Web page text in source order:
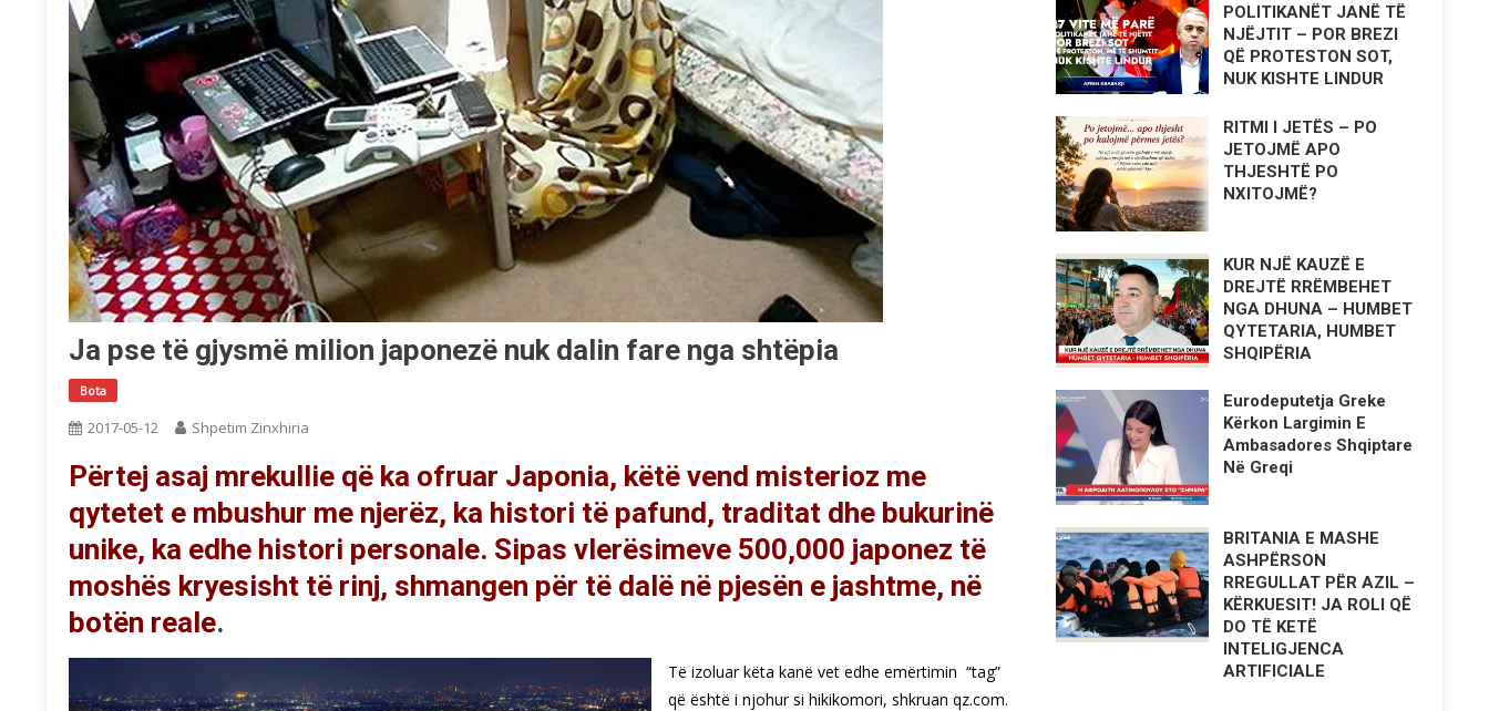
Ja pse të gjysmë milion japonezë nuk dalin fare nga shtëpia
Bota
2017-05-12 Shpetim Zinxhiria
Përtej asaj mrekullie që ka ofruar Japonia, këtë vend misterioz me
qytetet e mbushur me njerëz, ka histori të pafund, traditat dhe bukurinë
unike, ka edhe histori personale. Sipas vlerësimeve 500,000 japonez të
moshës kryesisht të rinj, shmangen për të dalë në pjesën e jashtme, në
botën reale.
Të izoluar këta kanë vet edhe emërtimin “tag”
që është i njohur si hikikomori, shkruan qz.com.
POLITIKANËT JANË TË
NJËJTIT – POR BREZI
QË PROTESTON SOT,
NUK KISHTE LINDUR
RITMI I JETËS – PO
JETOJMË APO
THJESHTË PO
NXITOJMË?
KUR NJË KAUZË E
DREJTË RRËMBEHET
NGA DHUNA – HUMBET
QYTETARIA, HUMBET
SHQIPËRIA
Eurodeputetja Greke
Kërkon Largimin E
Ambasadores Shqiptare
Në Greqi
BRITANIA E MASHE
ASHPËRSON
RREGULLAT PËR AZIL –
KËRKUESIT! JA ROLI QË
DO TË KETË
INTELIGJENCA
ARTIFICIALE